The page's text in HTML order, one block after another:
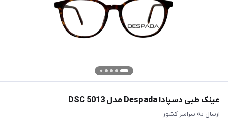
عینک طبی دسپادا Despada مدل DSC 5013
ارسال به سراسر کشور